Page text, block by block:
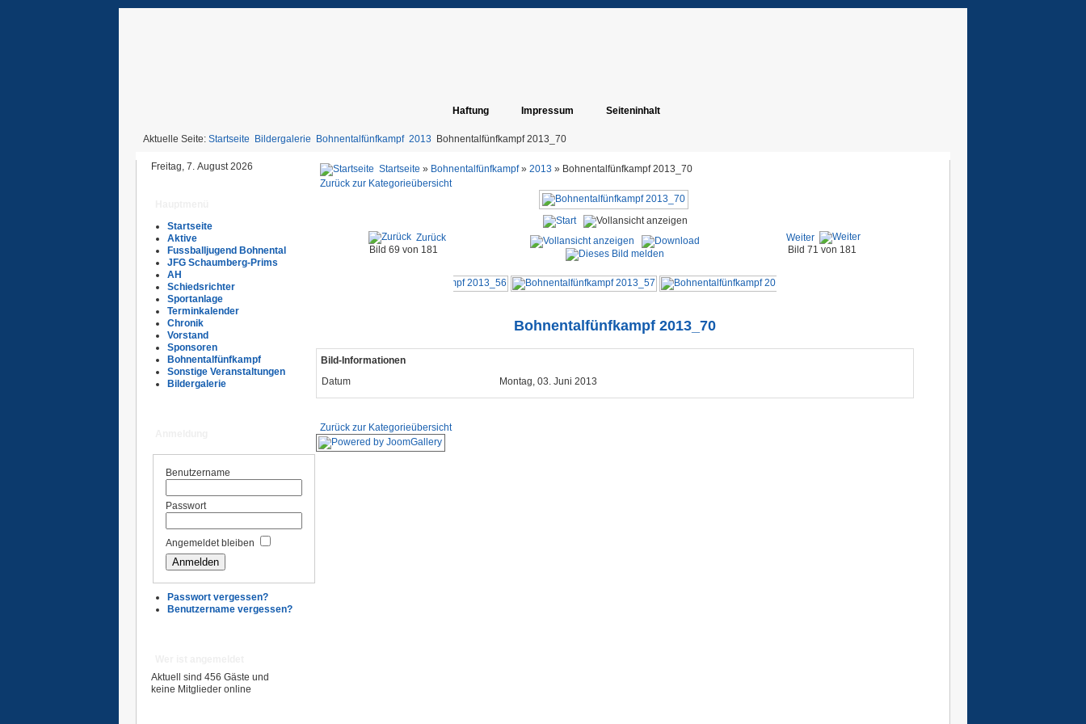
Haftung Impressum Seiteninhalt
Aktuelle Seite: Startseite Bildergalerie Bohnentalfünfkampf 2013 Bohnentalfünfkampf 2013_70
Freitag, 7. August 2026
Startseite
Aktive
Fussballjugend Bohnental
JFG Schaumberg-Prims
AH
Schiedsrichter
Sportanlage
Terminkalender
Chronik
Vorstand
Sponsoren
Bohnentalfünfkampf
Sonstige Veranstaltungen
Bildergalerie
Benutzername
Passwort
Angemeldet bleiben
Passwort vergessen?
Benutzername vergessen?
Aktuell sind 456 Gäste und
keine Mitglieder online
Startseite » Bohnentalfünfkampf» 2013 » Bohnentalfünfkampf 2013_70
Zurück zur Kategorieübersicht
Zurück
Bild 69 von 181
Weiter
Bild 71 von 181
Bohnentalfünfkampf 2013_70
Bild-Informationen
Datum
Montag, 03. Juni 2013
Zurück zur Kategorieübersicht